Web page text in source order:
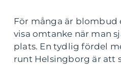
För många är
visa omtanke när man
plats. En tydlig fördel
runt Helsingborg är att